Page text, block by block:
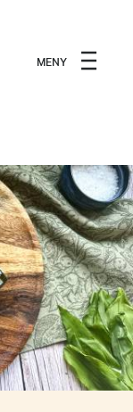
MENY